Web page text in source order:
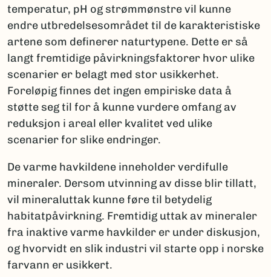
temperatur, pH og strømmønstre vil kunne
endre utbredelsesområdet til de karakteristiske
artene som definerer naturtypene. Dette er så
langt fremtidige påvirkningsfaktorer hvor ulike
scenarier er belagt med stor usikkerhet.
Foreløpig finnes det ingen empiriske data å
støtte seg til for å kunne vurdere omfang av
reduksjon i areal eller kvalitet ved ulike
scenarier for slike endringer.
De varme havkildene inneholder verdifulle
mineraler. Dersom utvinning av disse blir tillatt,
vil mineraluttak kunne føre til betydelig
habitatpåvirkning. Fremtidig uttak av mineraler
fra inaktive varme havkilder er under diskusjon,
og hvorvidt en slik industri vil starte opp i norske
farvann er usikkert.